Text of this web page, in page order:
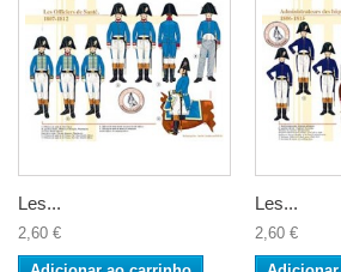
Les...
2,60 €
Les...
2,60 €